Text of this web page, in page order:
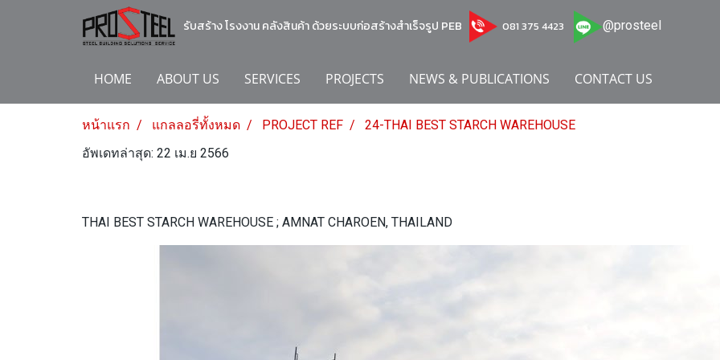
รับสร้าง โรงงาน คลังสินค้า ด้วยระบบก่อสร้างสำเร็จรูป PEB 081 375 4423 @prosteel
HOME ABOUT US SERVICES PROJECTS NEWS & PUBLICATIONS CONTACT US
หน้าแรก แกลลอรี่ทั้งหมด PROJECT REF
24-THAI BEST STARCH WAREHOUSE
อัพเดทล่าสุด: 22 เม.ย 2566
THAI BEST STARCH WAREHOUSE ; AMNAT CHAROEN, THAILAND